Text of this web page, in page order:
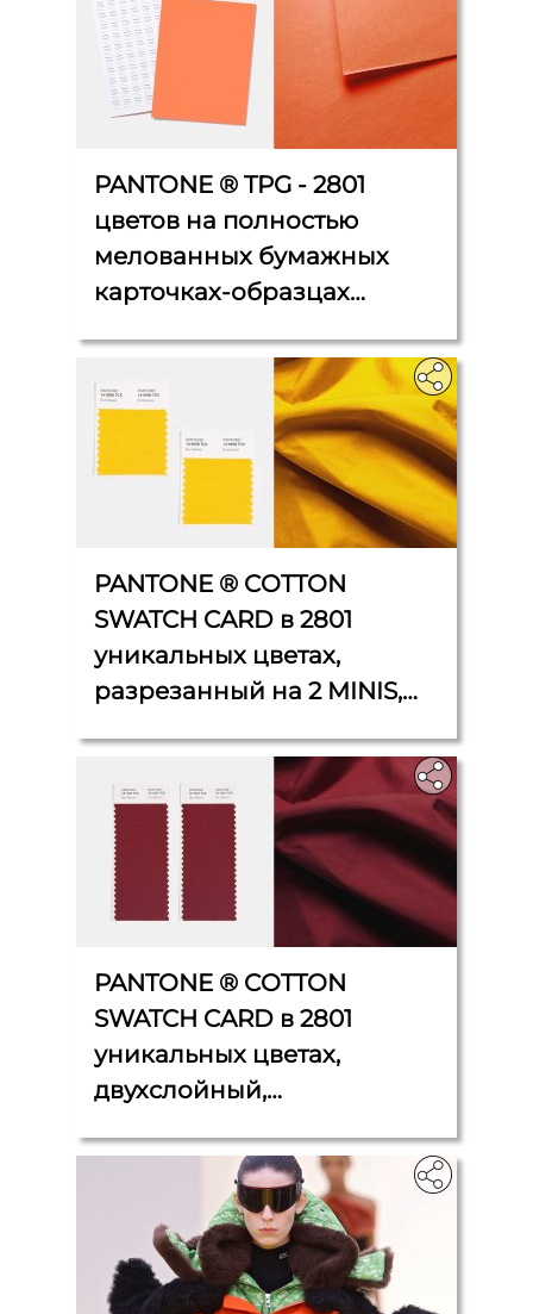
PANTONE ® TPG - 2801
цветов на полностью
мелованных бумажных
карточках-образцах
PANTONE ® COTTON
SWATCH CARD в 2801
уникальных цветах,
разрезанный на 2 MINIS,
PANTONE ® COTTON
SWATCH CARD в 2801
уникальных цветах,
двухслойный,
каждая 5 см x 11 см.